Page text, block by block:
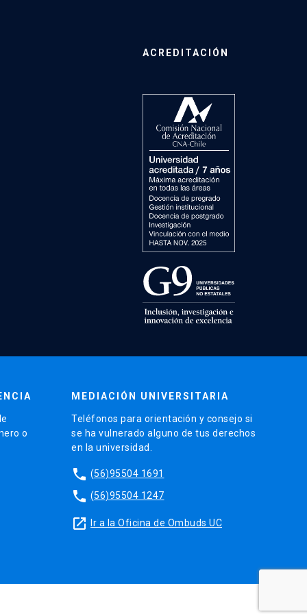
ACREDITACIÓN
o
MEDIACIÓN UNIVERSITARIA
Teléfonos para orientación y consejo si
se ha vulnerado alguno de tus derechos
en la universidad.
phone (56)95504 1691
phone (56)95504 1247
launch Ir a la Oficina de Ombuds UC